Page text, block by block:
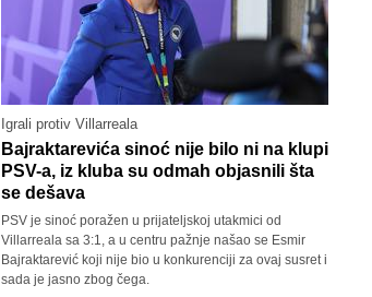
Igrali protiv Villarreala
Bajraktarevića sinoć nije bilo ni na klupi
PSV-a, iz kluba su odmah objasnili šta
se dešava
PSV je sinoć poražen u prijateljskoj utakmici od
Villarreala sa 3:1, a u centru pažnje našao se Esmir
Bajraktarević koji nije bio u konkurenciji za ovaj susret i
sada je jasno zbog čega.